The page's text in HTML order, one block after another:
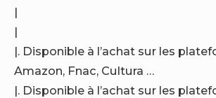
|
|
|. Disponible à l’achat sur les
Amazon, Fnac, Cultura …
|. Disponible à l’achat sur les